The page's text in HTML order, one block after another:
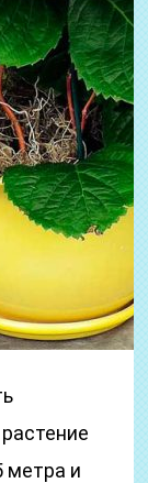
метра и